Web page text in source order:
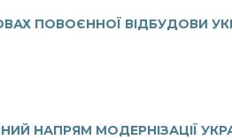
ПОВОЄННОЇ ВІДБУДОВИ
НАПРЯМ МОДЕРНІЗАЦІЇ